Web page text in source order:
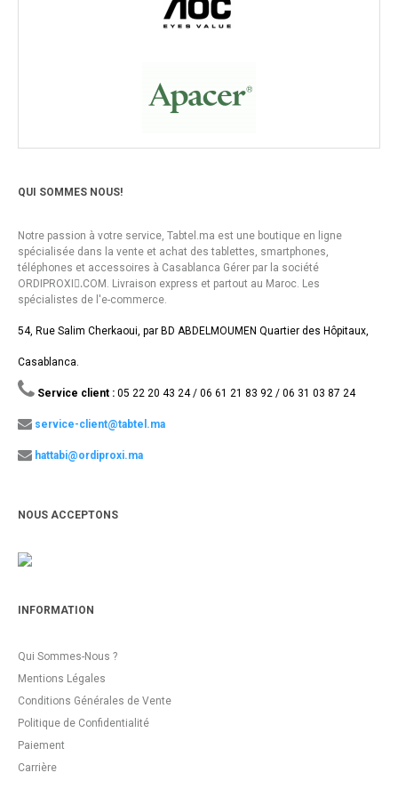
QUI SOMMES NOUS!
Notre passion à votre service, Tabtel.ma est une boutique en ligne
spécialisée dans la vente et achat des tablettes, smartphones,
téléphones et accessoires à Casablanca Gérer par la société
ORDIPROXI.ِCOM. Livraison express et partout au Maroc. Les
spécialistes de l'e-commerce.
54, Rue Salim Cherkaoui, par BD ABDELMOUMEN Quartier des Hôpitaux,
Casablanca.
Service client : 05 22 20 43 24 / 06 61 21 83 92 / 06 31 03 87 24
service-client@tabtel.ma
hattabi@ordiproxi.ma
NOUS ACCEPTONS
INFORMATION
Qui Sommes-Nous ?
Mentions Légales
Conditions Générales de Vente
Politique de Confidentialité
Paiement
Carrière